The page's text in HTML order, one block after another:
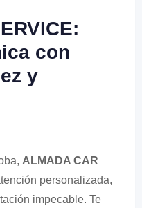
con
y
ALMADA CAR
personalizada,
impecable. Te